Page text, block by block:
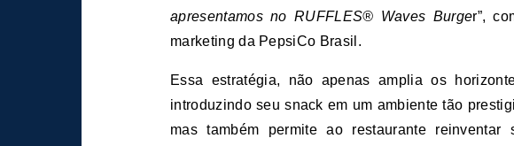
apresentamos no RUFFLES® Waves Burger”,
marketing da PepsiCo Brasil.
Essa estratégia, não apenas amplia os
introduzindo seu snack em um ambiente tão
mas também permite ao restaurante